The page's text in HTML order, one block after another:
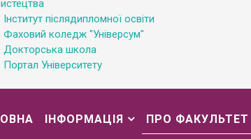
Інститут післядипломної освіти
Фаховий коледж "Універсум"
Докторська школа
Портал Університету
ІНФОРМАЦІЯ ПРО ФАКУЛЬТЕТ